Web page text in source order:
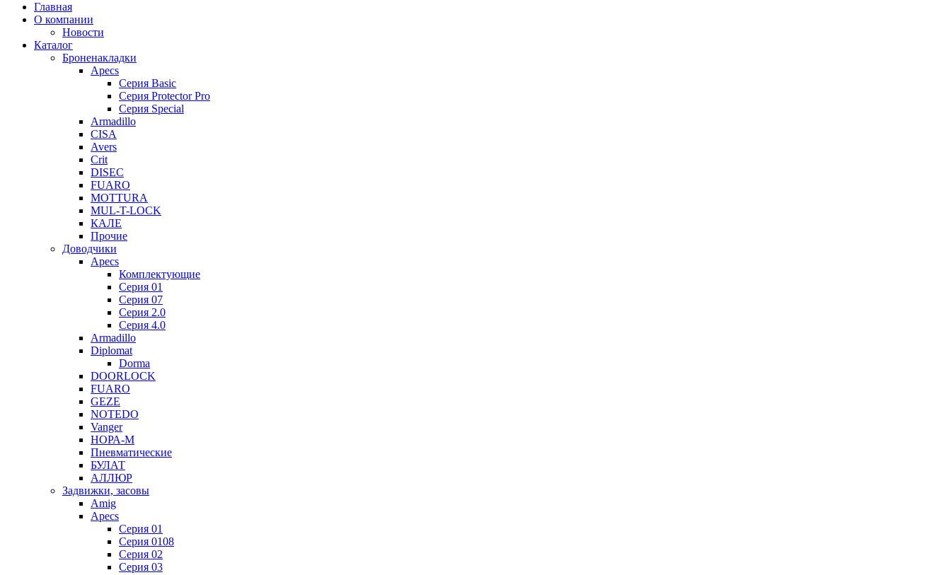
Главная
О компании
Новости
Каталог
Броненакладки
Apecs
Серия Basic
Серия Protector Pro
Серия Special
Armadillo
CISA
Avers
Crit
DISEC
FUARO
MOTTURA
MUL-T-LOCK
КАЛЕ
Прочие
Доводчики
Apecs
Комплектующие
Серия 01
Серия 07
Серия 2.0
Серия 4.0
Armadillo
Diplomat
Dorma
DOORLOCK
FUARO
GEZE
NOTEDO
Vanger
НОРА-М
Пневматические
БУЛАТ
АЛЛЮР
Задвижки, засовы
Amig
Apecs
Серия 01
Серия 0108
Серия 02
Серия 03